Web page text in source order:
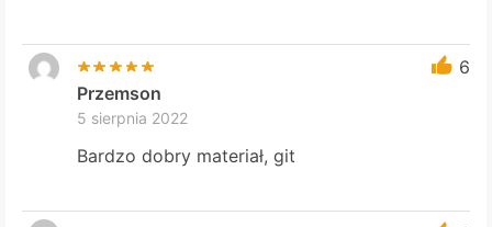
6
Przemson
5 sierpnia 2022
Bardzo dobry materiał, git